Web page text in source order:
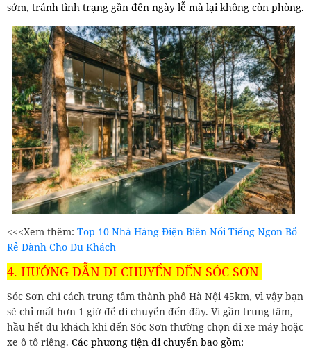
sớm, tránh tình trạng gần đến ngày lễ mà lại không còn phòng.
<<<Xem thêm: Top 10 Nhà Hàng Điện Biên Nổi Tiếng Ngon Bổ
Rẻ Dành Cho Du Khách
4. HƯỚNG DẪN DI CHUYỂN ĐẾN SÓC SƠN
Sóc Sơn chỉ cách trung tâm thành phố Hà Nội 45km, vì vậy bạn
sẽ chỉ mất hơn 1 giờ để di chuyển đến đây. Vì gần trung tâm,
hầu hết du khách khi đến Sóc Sơn thường chọn đi xe máy hoặc
xe ô tô riêng. Các phương tiện di chuyển bao gồm: